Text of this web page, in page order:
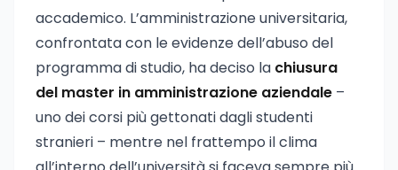
accademico. L’amministrazione universitaria,
confrontata con le evidenze dell’abuso del
programma di studio, ha deciso la chiusura
del master in amministrazione aziendale –
uno dei corsi più gettonati dagli studenti
stranieri – mentre nel frattempo il clima